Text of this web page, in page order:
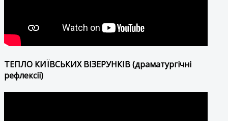
ТЕПЛО КИЇВСЬКИХ ВІЗЕРУНКІВ (драматургічні
рефлексії)